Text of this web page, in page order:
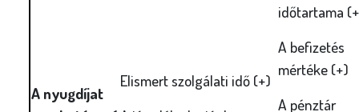
A nyugdíjat
Elismert szolgálati idő (+)
időtartama
A befizetés
mértéke (+)
A pénztár